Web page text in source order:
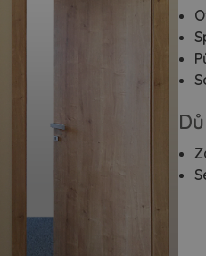
dveře s matným
zárubně a systémy
celoskleněné dveře